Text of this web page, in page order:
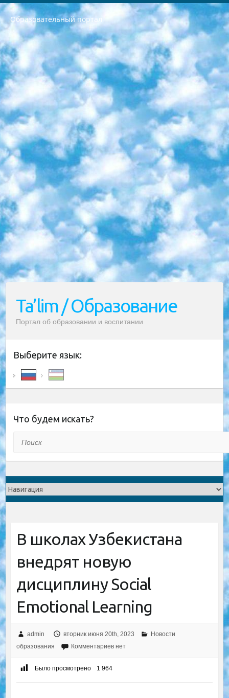
Образовательный портал
РЕСПУБЛИКА УЗБЕКИСТАН МИНИСТРЕРСТВО ДОШКОЛЬНОГО И ШКОЛЬНОГО ОБРАЗОВАНИЯ КОМАНДА в общеобразовательных учреждениях в 2023-2024 учебном году организация и проведение итоговой государственной аттестации обучающихся о Министра дошкольного и школьного образования Республики Узбекистан от 4 марта 2008 года (постановлением Минюста от 20 марта 2008 года № 1778 государственной регистрации) «Итоговое состояние учащихся общего среднего образования на основании положения об утверждении положения об аттестации общего среднего образования выпускной экзамен студентов в образовательных учреждениях в 2023-2024 учебном году В целях организации и прохождения аттестации приказываю: 1. Следующее: перечень предметов, по которым будет проводиться итоговая государственная аттестация и экзамен формы перевода согласно приложению 1; сертификаты международного образца, оценивающие уровень владения иностранными языками перечень согласно приложению 2; 2. Педагогический при специализированных образовательных учреждениях. научно-практический центр квалификации и международной оценки (Д.Давидова) 2024 г. До 25 марта: задания по предметам, по которым будет проводиться итоговая аттестация разработка и утверждение технических условий; итоговая аттестация на основании разработанного предметного задания разработка вопросов по предметам (устно и письменно), экзамен передача; общеобразовательные средние школы и специальные учебные заведения учащиеся выпускных классов школ и интернатов в агентской системе подготовка базы данных экзаменационных материалов и критериев оценки; перевод базы экзаменационных материалов на все языки обучения подать в Республиканский образовательный центр для изготовления; варианты экзаменов на основе разработанных контрольных материалов пусть будут поставлены задачи формирования. 3. Республиканский образовательный центр (Ш.Худайкулов) до 5 апреля 2024 года. до: база данных предоставленных экзаменационных материалов на все языки обучения перевод и экспертиза; для слепых, слабовидящих, глухих, слабослышащих и умственно отсталых детей учащиеся выпускных классов специализированных школ и школ-интернатов база данных экзаменационных материалов на всех преподаваемых языках подготовка критериев оценки; специализированные школы для умственно отсталых детей и технологии для учащихся выпускных классов школ-интернатов разработка соответствующих рекомендаций и критериев проведения ЕГЭ по естествознанию давать задания. 4. Педагогический при специализированных образовательных учреждениях. Научно-практический центр навыков и международной оценки (Д.Давидова), Республика образовательный центр (Худайкулов Ш.) итоговый государственный аттестационный экзамен ориентирован на творческое и логическое мышление при подготовке базы материалов учитывать введение заданий. 5. Следует отметить, что: сертификат государственного образца о знании общеобразовательного предмета и как минимум национальный уровень B1 по предметам на иностранных языках, указанным в Приложении 2. или международно признанный сертификат эквивалентного уровня студенты, изучающие определенный предмет, освобождаются от экзамена; по соответствующим предметам запланирована итоговая государственная аттестация за день до дня, путем жеребьевки Рабочей группой (в письменной форме по предметам, проводимым в форме) из числа сформированных вариантов выбрано 2 варианта; 2 выбранных варианта экзамена анонсированы на официальном сайте министерства и все выпускники по всей стране на основе этих вариантов проводит итоговую государственную аттестацию. 6. Государственное образование учащихся средних общеобразовательных учреждений. знания в соответствии с квалификационными требованиями, которые необходимо приобрести на основании стандартов итоговый (выпускной) контроль для 9 и 11 классов в целях тестирования Экзамены (далее – экзамены) состоят из предметов, перечисленных в приложении 1. будет сделано. 7. Экзамены пройдут с 26 мая по 15 июня 2024 г. (кроме науки физического воспитания). 8. Физическая для учащихся 9 классов общесредних образовательных учреждений. Экзамены по предмету «Образование, квалификация медицина» 1-6 мая 2024 года. сотрудники перевести под присмотр (с отклонениями в физическом или умственном развитии) специализированная школа для детей, школы-интернаты и со сколиозом школы-интернаты санаторного типа для больных детей исключены). 9. Он был слепым, слабовидящим и имел нарушения опорно-двигательного аппарата. экзамены в специализированных школах и интернатах для детей должны проводиться исходя из требований, предъявляемых к общеобразовательным учреждениям (физкультура кроме науки). 10. Специализированная школа для глухих и слабослышащих детей. и экзамены в интернатах и быть реализован в виде письменного теста по математике. 11. Специальность для умственно отсталых детей. Для 9 класса Родной язык и литературное письмо Государственный язык (язык обучения – узбекский). для неклассов) написано Математическое письмо Письменная/устная история Узбекистана Физическое воспитание практично Итоговый контроль Для 11 класса Написание родного языка и литературы (эссе) Математическое письмо Узбекский язык (обучение на узбекском языке) не посещающее общее среднее образование для учреждений)/Образовательное учреждение выбор письменный и устный Иностранный язык письменный/устный Письменная/устная история Узбекистана *По выбору студента:  Химия  Физика  Основы государственного права  География 10 бесплатных образовательных ресурсов - Мы составили подборку онлайн-проектов с интерактивными упражнениями, видеолекциями и статьями. Они помогут вам обрести новые и освежить старые знания бесплатно. 1. «ИНТУИТ» Старейшая образовательная площадка Рунета. Здесь вы найдёте сотни текстовых и видеокурсов на десятки различных тем — от программирования до психологии. Многие курсы подготовлены российскими университетами и крупными международными компаниями вроде Intel и Microsoft. Самостоятельное обучение бесплатное, но желающие могут оплатить услуги персональных наставников. 2. «Смартия» знакомит с актуальными профессиями и подсказывает, как им обучаться. Выбрав заинтересовавшую вас специальность — SMM-специалист, фотограф, веб-дизайнер или другую, — увидите список необходимых для неё умений. Чтобы вы могли освоить их самостоятельно, для каждого умения площадка отображает подборку ссылок на учебные материалы. Хотя «Смартия» ориентируется на русскоязычную аудиторию, часть контента всё же доступна только на английском. 3. «Лекторий Физтеха» Проект Московского физико-технического института (Физтеха). С его помощью вы можете смотреть онлайн серии лекций, записанные на видео в этом вузе. В числе доступных предметов — физика, биология, химия, информационные технологии и другие. К некоторым лекциям администрация ресурса прилагает готовые конспекты, которые можно скачивать в PDF-формате. 4. ITMOcourses Онлайн-площадка Санкт-Петербургского национального исследовательского университета информационных технологий, механики и оптики (ИТМО). Ресурс предоставляет свободный доступ к курсам, разработанным в этом вузе. Каталог материалов разбит на четыре категории: «Оптические системы и технологии», «Приборостроение и робототехника», «Информационные технологии» и «Биотехнологии». Курсы состоят из видеолекций, интерактивных демонстраций и заданий. 5. «КиберЛенинка» Электронная научная библиотека открытого доступа. Каталог площадки регулярно обрастает текстами статей из различных научных изданий. Сгруппированные по журналам и рубрикам публикации можно читать онлайн или скачивать целиком в PDF-формате. Проект нацелен на популяризацию науки за счёт открытого доступа к качественной информации. 6. «ПостНаука» На этом ресурсе публикуют подборки видеолекций, составленные экспертами из разных отраслей и объединённые общими темами. Среди них, к примеру, есть серии «Биоинформатика и геномика», «Культура средневековой Скандинавии» и Cinema Studies о теории кино. Каждая подборка лекций — логически связанная история, рассказанная экспертом от первого лица. Кроме того, на сайте появляются научно-образовательные статьи и тесты на разные темы. 7. «Newочём» Команда проекта «Newочём» отбирает самые интересные тексты из англоязычных СМИ и переводит те из них, за которые голосуют участники сообщества «ВКонтакте». По большей части это научно-популярные статьи. Редакторы придумывают лишь заголовки, в остальном содержание переводов соответствует оригиналам. Полные тексты можно читать прямо в социальной сети. 8. InternetUrok Онлайн-база материалов по основным дисциплинам школьной программы. Информация на сайте структурирована по классам, предметам и темам (урокам). Каждый урок состоит из видеолекций и конспектов. Есть также интерактивные тренажёры и тесты для закрепления пройденного материала. Даже если вы давно окончили школу, возможность повторить программу старших классов всегда может пригодиться. 9. Edutainme Ещё один ресурс об образовании. В отличие от Newtonew, как мне кажется, Edutainme больше ориентируется на представителей индустрии: педагогов, предпринимателей, разработчиков образовательных проектов. Но и любой, кто просто стремится к саморазвитию, найдёт на сайте много полезного и интересного для себя. Например, информацию о новых курсах и образовательных сервисах. 10. Newtonew Онлайн-медиа об образовании и обучении в широком смысле. Авторы Newtonew пишут об инструментах, заведениях, тактиках и стратегиях, которые помогают учить других и получать новые знания самостоятельно. На этой площадке вы найдёте новости, обзоры, аналитические мат
Ta’lim / Образование
Портал об образовании и воспитании
Выберите язык:
Что будем искать?
В школах Узбекистана
внедрят новую
дисциплину Social
Emotional Learning
admin вторник июня 20th, 2023
Новости
образования
Комментариев нет
Было просмотрено 1 964